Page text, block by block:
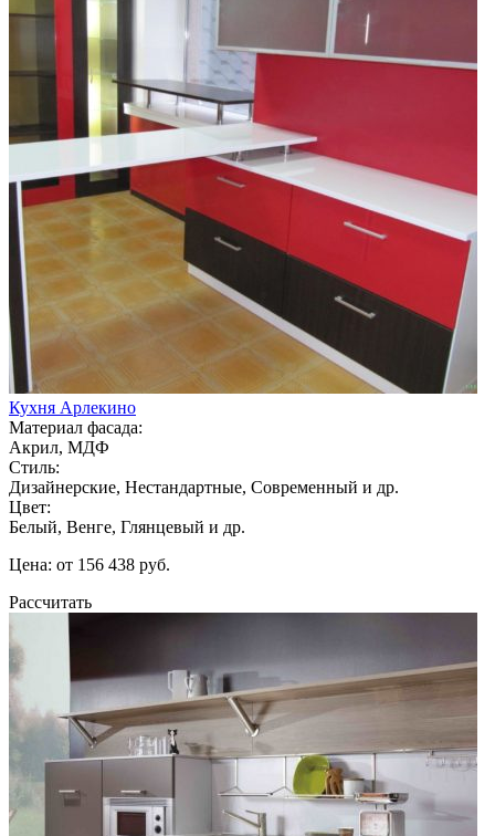
Кухня Арлекино
Материал фасада:
Акрил, МДФ
Стиль:
Дизайнерские, Нестандартные, Современный и др.
Цвет:
Белый, Венге, Глянцевый и др.
Цена: от 156 438 руб.
Рассчитать